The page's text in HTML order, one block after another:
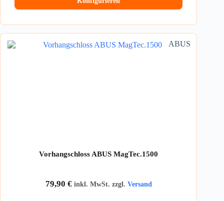
ABUS
Vorhangschloss ABUS MagTec.1500
79,90 € inkl. MwSt. zzgl. Versand